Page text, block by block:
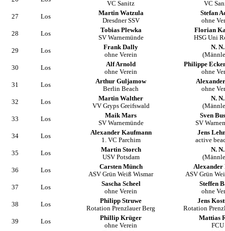
VC Sanitz
VC
27
Los
Martin Watzula
Dresdner SSV
Stefan
ohne
28
Los
Tobias Plewka
SV Warnemünde
Florian
HSG Uni
29
Los
Frank Dally
ohne Verein
N. N.
30
Los
Alf Arnold
ohne Verein
Philippe
ohne
31
Los
Arthur Guljamow
Berlin Beach
ohne
32
Los
Martin Walther
VV Gryps Greifswald
N. N.
33
Los
Maik Mars
SV Warnemünde
Sven
SV
34
Los
Alexander Kaufmann
1. VC Parchim
Jens
active
35
Los
Martin Storch
USV Potsdam
N. N.
36
Los
Carsten Münch
ASV Grün Weiß Wismar
Alexander
ASV Grün
37
Los
Sascha Scheel
ohne Verein
Steffen
ohne
38
Los
Philipp Struwe
Rotation Prenzlauer Berg
Jens
Rotation
39
Los
Phillip Krüger
ohne Verein
Mattias
FCU